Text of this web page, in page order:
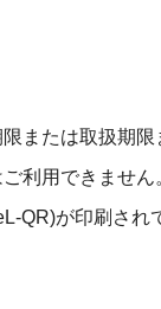
または取扱期限
利用できません
QR)が印刷され